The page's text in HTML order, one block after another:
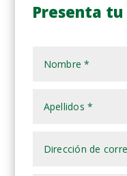
Presenta